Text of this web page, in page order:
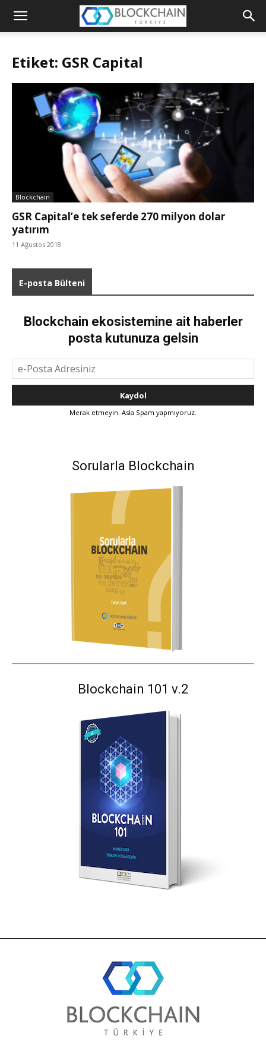
Blockchain
Etiket: GSR Capital
Blockchain
GSR Capital’e tek seferde 270 milyon dolar
yatırım
11 Ağustos 2018
E-posta Bülteni
Blockchain ekosistemine ait haberler
posta kutunuza gelsin
Merak etmeyin. Asla Spam yapmıyoruz.
Sorularla Blockchain
Blockchain 101 v.2